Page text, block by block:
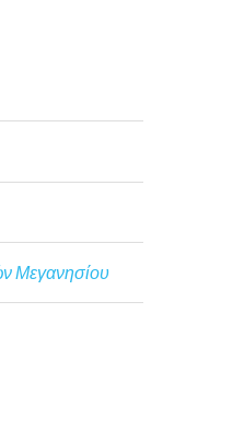
Μεγανησίου